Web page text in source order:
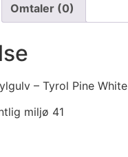
Omtaler (0)
– Tyrol Pine White
miljø 41